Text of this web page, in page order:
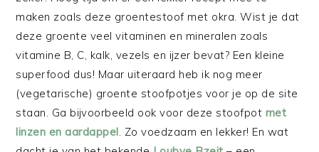
maken zoals deze groentestoof met okra. Wist je dat
deze groente veel vitaminen en mineralen zoals
vitamine B, C, kalk, vezels en ijzer bevat? Een kleine
superfood dus! Maar uiteraard heb ik nog meer
(vegetarische) groente stoofpotjes voor je op de site
staan. Ga bijvoorbeeld ook voor deze stoofpot met
linzen en aardappel. Zo voedzaam en lekker! En wat